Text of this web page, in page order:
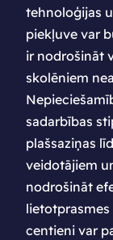
tehnoloģijas
piekļuve var
ir nodrošināt
skolēniem
sadarbības
plašsaziņas
veidotājiem
nodrošināt
centieni var